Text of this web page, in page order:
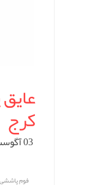
کرج
03 آگوست 2025
فوم پاششی